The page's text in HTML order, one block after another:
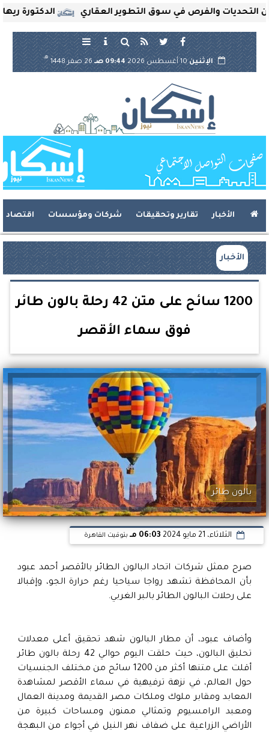
الدكتورة ريهام والفرص في سوق التطوير العقاري
الإثنين10 أغسطس 2026 09:44 صـ 26 صفر 1448
هـ
الأخبار تقارير وتحقيقات شركات ومؤسسات اقتصاد
الأخبار
1200 سائح على متن 42 رحلة بالون طائر
فوق سماء الأقصر
بالون طائر
الثلاثاء، 21 مايو 2024 06:03 مـ بتوقيت القاهرة
صرح ممثل شركات اتحاد البالون الطائر بالأقصر أحمد عبود
بأن المحافظة تشهد رواجا سياحيا رغم حرارة الجو، وإقبالا
على رحلات البالون الطائر بالبر الغربي.
وأضاف عبود، أن مطار البالون شهد تحقيق أعلى معدلات
تحليق البالون، حيث حلقت اليوم حوالي 42 رحلة بالون طائر
أقلت على متنها أكثر من 1200 سائح من مختلف الجنسيات
حول العالم، في نزهة ترفيهية في سماء الأقصر لمشاهدة
المعابد ومقابر ملوك وملكات مصر القديمة ومدينة العمال
ومعبد الرامسيوم وتمثالي ممنون ومساحات كبيرة من
الأراضي الزراعية على ضفاف نهر النيل في أجواء من البهجة